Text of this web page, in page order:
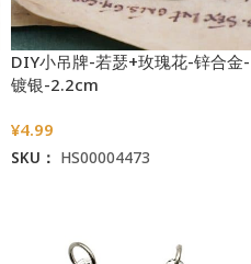
DIY小吊牌-若瑟+玫瑰花-锌合金-
镀银-2.2cm
¥4.99
SKU： HS00004473